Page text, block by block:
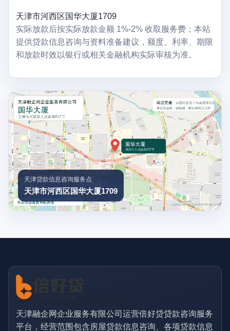
天津市河西区国华大厦1709
实际放款后按实际放款金额 1%-2% 收取服务费；本站
提供贷款信息咨询与资料准备建议，额度、利率、期限
和放款时效以银行或相关金融机构实际审核为准。
天津贷款信息咨询服务点
天津市河西区国华大厦1709
天津融企网企业服务有限公司运营倍好贷贷款咨询服务
平台，经营范围包含房屋贷款信息咨询、各项贷款信息